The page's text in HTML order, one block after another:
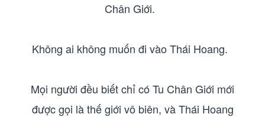
Chân Giới.
Không ai không muốn đi vào Thái Hoang.
Mọi người đều biết chỉ có Tu Chân Giới mới
được gọi là thế giới vô biên, và Thái Hoang